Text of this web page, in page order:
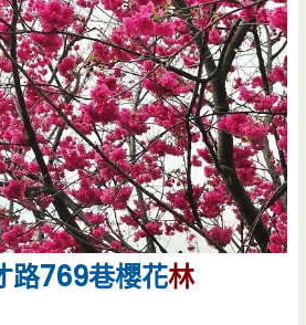
路769巷櫻花林